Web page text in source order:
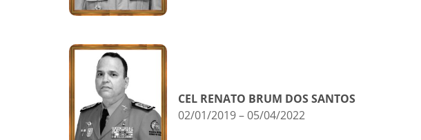
CEL RENATO BRUM DOS SANTOS
02/01/2019 – 05/04/2022